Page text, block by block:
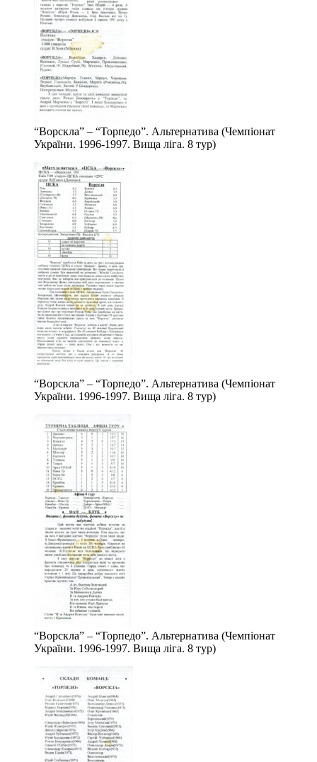
“Ворскла” – “Торпедо”. Альтернатива (Чемпіонат
України. 1996-1997. Вища ліга. 8 тур)
“Ворскла” – “Торпедо”. Альтернатива (Чемпіонат
України. 1996-1997. Вища ліга. 8 тур)
“Ворскла” – “Торпедо”. Альтернатива (Чемпіонат
України. 1996-1997. Вища ліга. 8 тур)